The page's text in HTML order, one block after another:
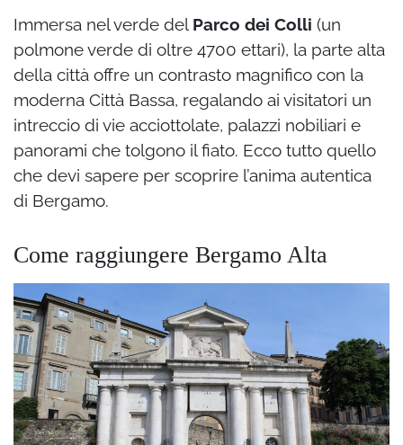
Immersa nel verde del Parco dei Colli (un
polmone verde di oltre 4700 ettari), la parte alta
della città offre un contrasto magnifico con la
moderna Città Bassa, regalando ai visitatori un
intreccio di vie acciottolate, palazzi nobiliari e
panorami che tolgono il fiato. Ecco tutto quello
che devi sapere per scoprire l’anima autentica
di Bergamo.
Come raggiungere Bergamo Alta